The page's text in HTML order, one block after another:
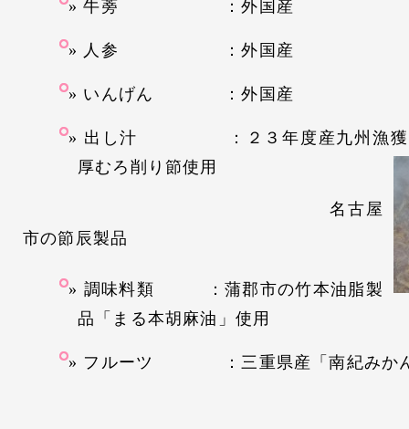
牛蒡 ：外国産
人参 ：外国産
いんげん ：外国産
出し汁 ：２３年度産九州漁獲「
厚むろ削り節使用
名古屋
市の節辰製品
調味料類 ：蒲郡市の竹本油脂製
品「まる本胡麻油」使用
フルーツ ：三重県産「南紀みか